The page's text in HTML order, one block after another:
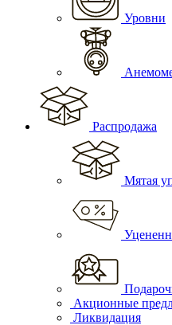
Уровни
Распродажа
Мятая
Акционные
Ликвидация